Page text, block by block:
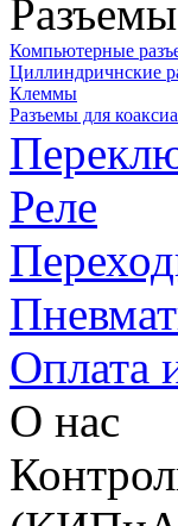
Разъемы
Компьютерные
Циллиндричнские
Клеммы
Разъемы для
Реле
Оплата
О нас